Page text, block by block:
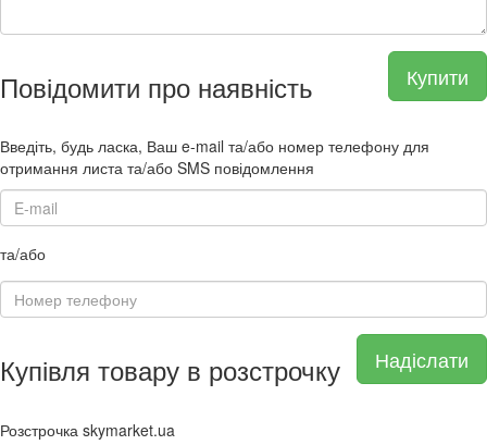
Купити
Повідомити про наявність
Введіть, будь ласка, Ваш e-mail та/або номер телефону для
отримання листа та/або SMS повідомлення
та/або
Надіслати
Купівля товару в розстрочку
Розстрочка skymarket.ua